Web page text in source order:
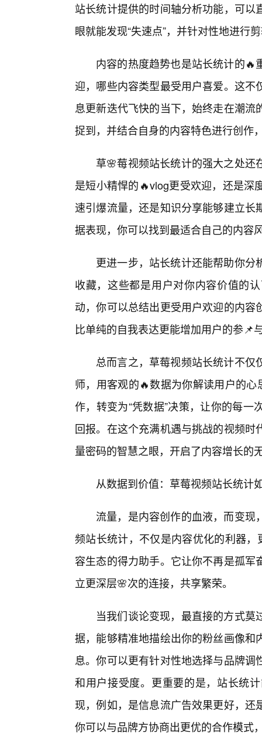
站长统计提供的时间轴分析功能，可
眼就能发现“失速点”，并针对性地进行
内容的热度趋势也是站长统计的
迎，哪些内容类型最受用户喜爱。这
息更新迭代飞快的当下，始终走在潮
捉到，并结合自身的内容特色进行创作
草🌸莓视频站长统计的强大之处
是短小精悍的🔥vlog更受欢迎，还是深
速引爆流量，还是知识分享能够建立
据表现，你可以找到最适合自己的内容
更进一步，站长统计还能帮助你
收藏，这些都是用户对你内容价值的
动，你可以总结出更受用户欢迎的内
比单纯的自我表达更能增加用户的参📌
总而言之，草莓视频站长统计不
师，用客观的🔥数据为你解读用户的
作，转变为“凭数据”决策，让你的每
回报。在这个充满机遇与挑战的视频
量密码的智慧之眼，开启了内容增长的
从数据到价值：草莓视频站长统计
流量，是内容创作的血液，而变
频站长统计，不仅是内容优化的利器
容生态的得力助手。它让你不再是孤
立更深层🌸次的连接，共享繁荣。
当我们谈论变现，最直接的方式
据，能够精准地描绘出你的粉丝画像
息。你可以更有针对性地选择与品牌
和用户接受度。更重要的是，站长统
现，例如，是信息流广告效果更好，
你可以与品牌方协商出更优的合作模式